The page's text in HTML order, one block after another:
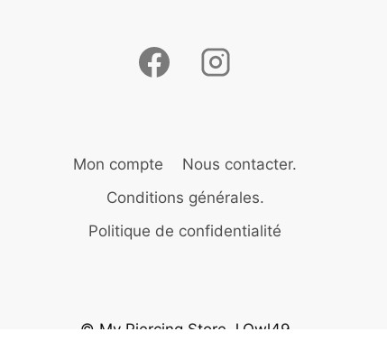
Mon compte
Nous contacter.
Conditions générales.
Politique de confidentialité
© My Piercing Store J.Owl49